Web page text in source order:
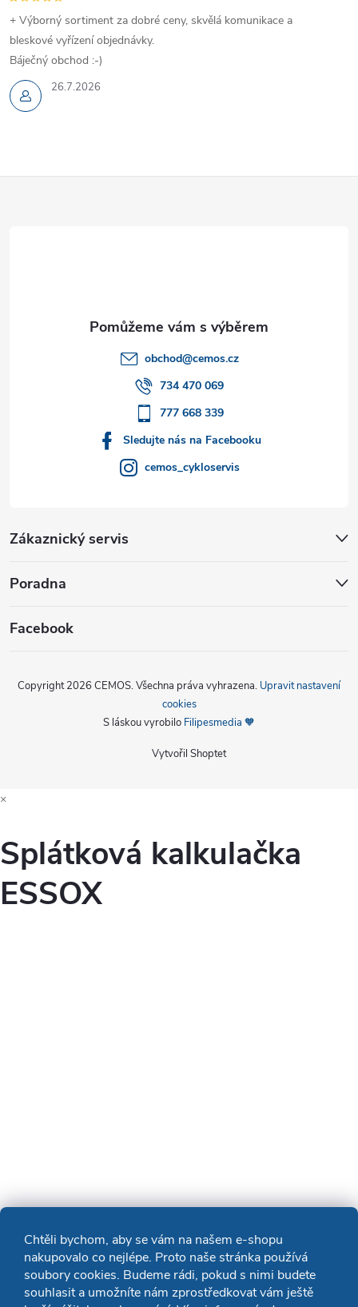
Chtěli bychom, aby se vám na našem e-shopu
nakupovalo co nejlépe. Proto naše stránka používá
soubory cookies. Budeme rádi, pokud s nimi budete
souhlasit a umožníte nám zprostředkovat vám ještě
26.7.2026
+ Výborný sortiment za dobré ceny, skvělá komunikace a
bleskové vyřízení objednávky.
Báječný obchod :-)
obchod@cemos.cz
734 470 069
777 668 339
Sledujte nás na Facebooku
cemos_cykloservis
Zákaznický servis
Poradna
Facebook
Vytvořil Shoptet
Copyright 2026 CEMOS. Všechna práva vyhrazena. Upravit nastavení
cookies
S láskou vyrobilo Filipesmedia 🧡
×
Splátková kalkulačka
ESSOX